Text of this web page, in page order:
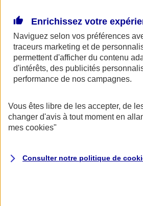
Enrichissez votre
Naviguez selon vos préférences
traceurs marketing et de
permettent d'afficher du contenu
d'intérêts, des publicités
performance de nos campagnes.
Vous êtes libre de les accepter, de
changer d'avis à tout moment en
mes cookies"
Consulter notre politique de